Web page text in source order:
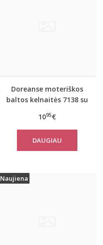
Doreanse moteriškos
baltos kelnaitės 7138 su
1095€
DAUGIAU
Naujiena